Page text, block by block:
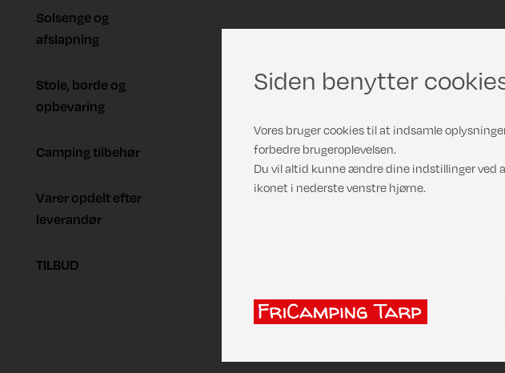
Solsenge og
afslapning
Stole, borde og
opbevaring
Camping tilbehør
Varer opdelt efter
leverandør
TILBUD
Siden benytter
Vores bruger cookies til at indsamle
forbedre brugeroplevelsen.
Du vil altid kunne ændre dine indstillinger ved
ikonet i nederste venstre hjørne.